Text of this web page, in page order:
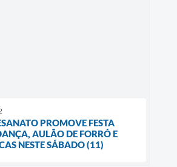
PROMOVE FESTA
AULÃO DE FORRÓ E
NESTE SÁBADO (11)